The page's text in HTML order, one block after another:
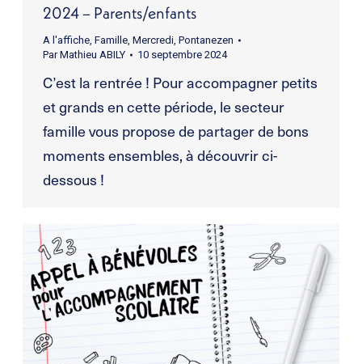
2024 – Parents/enfants
A l'affiche, Famille, Mercredi, Pontanezen
ParMathieu ABILY 10 septembre 2024
C’est la rentrée ! Pour accompagner petits
et grands en cette période, le secteur
famille vous propose de partager de bons
moments ensembles, à découvrir ci-
dessous !